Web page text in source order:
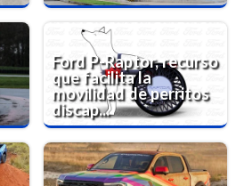
Ford P-Raptor, recurso
que facilita la
movilidad de perritos
discap...